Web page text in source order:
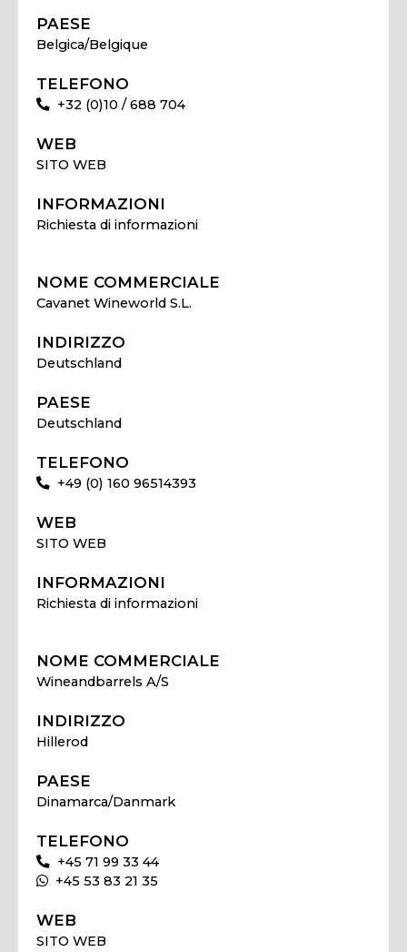
PAESE
Belgica/Belgique
TELEFONO
+32 (0)10 / 688 704
WEB
SITO WEB
INFORMAZIONI
Richiesta di informazioni
NOME COMMERCIALE
Cavanet Wineworld S.L.
INDIRIZZO
Deutschland
PAESE
Deutschland
TELEFONO
+49 (0) 160 96514393
WEB
SITO WEB
INFORMAZIONI
Richiesta di informazioni
NOME COMMERCIALE
Wineandbarrels A/S
INDIRIZZO
Hillerod
PAESE
Dinamarca/Danmark
TELEFONO
+45 71 99 33 44
+45 53 83 21 35
WEB
SITO WEB